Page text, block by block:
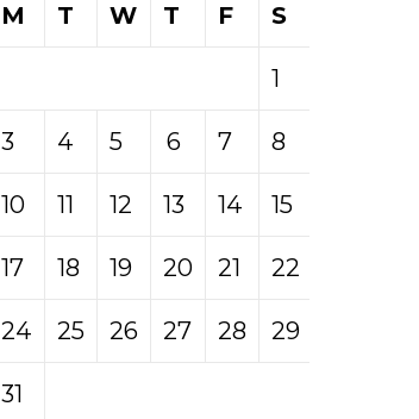
M
T W T F S
1
3 4 5 6 7 8
10 11 12 13 14 15
17 18 19 20 21 22
24 25 26 27 28 29
31